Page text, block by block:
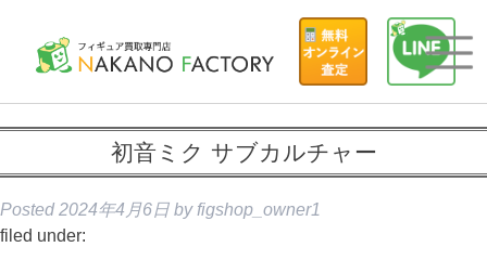
初音ミク サブカルチャー
Posted 2024年4月6日 by figshop_owner1
filed under: